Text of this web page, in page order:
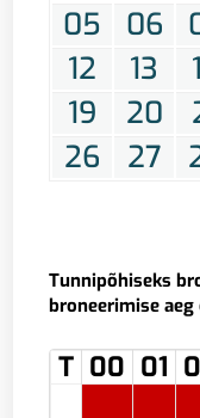
05
06
12
13
19
20
26
27
Tunnipõhiseks
broneerimise
T 00 01